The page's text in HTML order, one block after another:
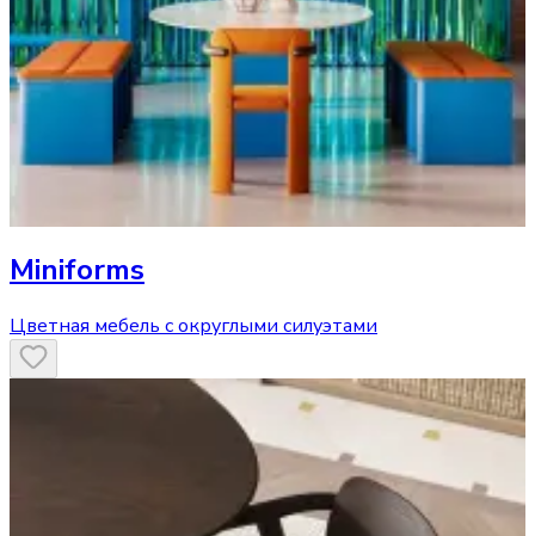
Miniforms
Цветная мебель с округлыми силуэтами